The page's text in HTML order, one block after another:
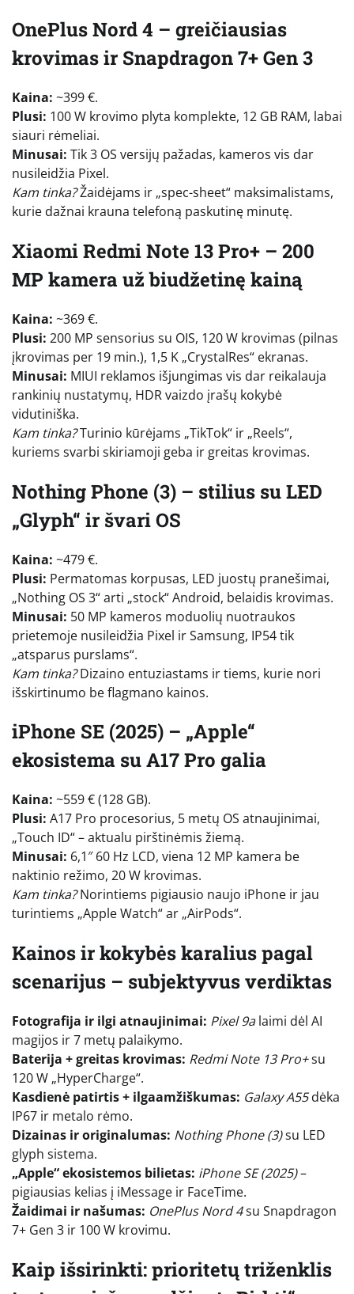
OnePlus Nord 4 – greičiausias
krovimas ir Snapdragon 7+ Gen 3
Kaina: ~399 €.
Plusi: 100 W krovimo plyta komplekte, 12 GB RAM, labai
siauri rėmeliai.
Minusai: Tik 3 OS versijų pažadas, kameros vis dar
nusileidžia Pixel.
Kam tinka?Žaidėjams ir „spec-sheet“ maksimalistams,
kurie dažnai krauna telefoną paskutinę minutę.
Xiaomi Redmi Note 13 Pro+ – 200
MP kamera už biudžetinę kainą
Kaina: ~369 €.
Plusi: 200 MP sensorius su OIS, 120 W krovimas (pilnas
įkrovimas per 19 min.), 1,5 K „CrystalRes“ ekranas.
Minusai: MIUI reklamos išjungimas vis dar reikalauja
rankinių nustatymų, HDR vaizdo įrašų kokybė
vidutiniška.
Kam tinka?Turinio kūrėjams „TikTok“ ir „Reels“,
kuriems svarbi skiriamoji geba ir greitas krovimas.
Nothing Phone (3) – stilius su LED
„Glyph“ ir švari OS
Kaina: ~479 €.
Plusi: Permatomas korpusas, LED juostų pranešimai,
„Nothing OS 3“ arti „stock“ Android, belaidis krovimas.
Minusai: 50 MP kameros moduolių nuotraukos
prietemoje nusileidžia Pixel ir Samsung, IP54 tik
„atsparus purslams“.
Kam tinka?Dizaino entuziastams ir tiems, kurie nori
išskirtinumo be flagmano kainos.
iPhone SE (2025) – „Apple“
ekosistema su A17 Pro galia
Kaina: ~559 € (128 GB).
Plusi: A17 Pro procesorius, 5 metų OS atnaujinimai,
„Touch ID“ – aktualu pirštinėmis žiemą.
Minusai: 6,1″ 60 Hz LCD, viena 12 MP kamera be
naktinio režimo, 20 W krovimas.
Kam tinka?Norintiems pigiausio naujo iPhone ir jau
turintiems „Apple Watch“ ar „AirPods“.
Kainos ir kokybės karalius pagal
scenarijus – subjektyvus verdiktas
Fotografija ir ilgi atnaujinimai: Pixel 9alaimi dėl AI
magijos ir 7 metų palaikymo.
Baterija + greitas krovimas: Redmi Note 13 Pro+su
120 W „HyperCharge“.
Kasdienė patirtis + ilgaamžiškumas: Galaxy A55dėka
IP67 ir metalo rėmo.
Dizainas ir originalumas: Nothing Phone (3)su LED
glyph sistema.
„Apple“ ekosistemos bilietas: iPhone SE (2025)–
pigiausias kelias į iMessage ir FaceTime.
Žaidimai ir našumas: OnePlus Nord 4su Snapdragon
7+ Gen 3 ir 100 W krovimu.
Kaip išsirinkti: prioritetų triženklis